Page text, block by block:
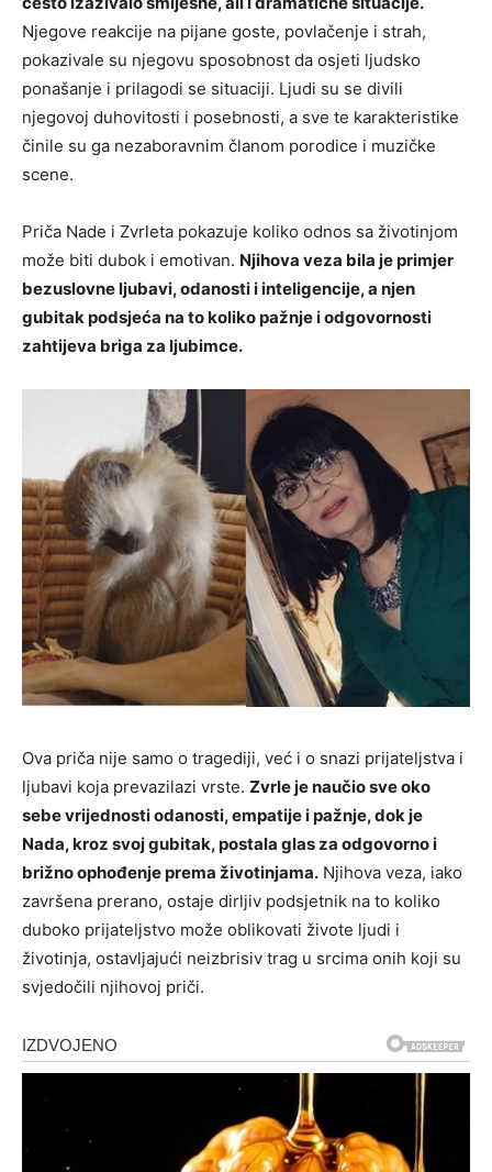
Njegove reakcije na pijane goste, povlačenje i strah,
pokazivale su njegovu sposobnost da osjeti ljudsko
ponašanje i prilagodi se situaciji. Ljudi su se divili
njegovoj duhovitosti i posebnosti, a sve te karakteristike
činile su ga nezaboravnim članom porodice i muzičke
scene.
Priča Nade i Zvrleta pokazuje koliko odnos sa životinjom
može biti dubok i emotivan. Njihova veza bila je primjer
bezuslovne ljubavi, odanosti i inteligencije, a njen
gubitak podsjeća na to koliko pažnje i odgovornosti
zahtijeva briga za ljubimce.
Ova priča nije samo o tragediji, već i o snazi prijateljstva i
ljubavi koja prevazilazi vrste. Zvrle je naučio sve oko
sebe vrijednosti odanosti, empatije i pažnje, dok je
Nada, kroz svoj gubitak, postala glas za odgovorno i
brižno ophođenje prema životinjama. Njihova veza, iako
završena prerano, ostaje dirljiv podsjetnik na to koliko
duboko prijateljstvo može oblikovati živote ljudi i
životinja, ostavljajući neizbrisiv trag u srcima onih koji su
svjedočili njihovoj priči.